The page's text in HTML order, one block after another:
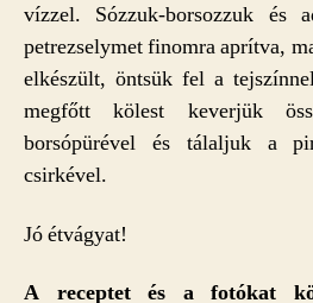
vízzel. Sózzuk-borsozzuk és
petrezselymet finomra aprítva,
elkészült, öntsük fel a
megfőtt kölest keverjük
borsópürével és tálaljuk a
csirkével.
Jó étvágyat!
A receptet és a fotókat